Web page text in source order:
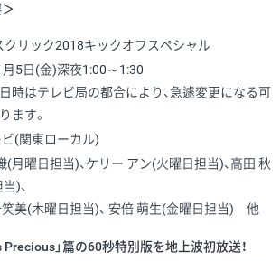
クリック2018キックオフスペシャル
月5日(金)深夜1:00～1:30
はテレビ局の都合により、急遽変更になる可
ます。
ビ(関東ローカル)
(月曜日担当)、ケリー アン(火曜日担当)、高田 秋
)、
美(木曜日担当)、 安倍 萌生(金曜日担当) 他
Precious」篇の60秒特別版を地上波初放送！